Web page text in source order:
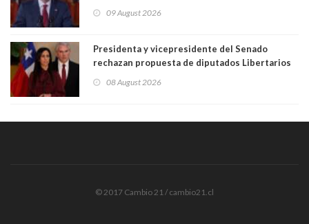
09 August 2026
Presidenta y vicepresidente del Senado
rechazan propuesta de diputados Libertarios
"Constituye un camino equivocado"
08 August 2026
© 2017 Cambio 21 / cambio21.cl